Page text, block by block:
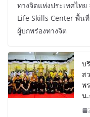
ทางจิตแห่งประเทศไท
Life Skills Center พื้น
ผู้บกพร่องทางจิต
บ
ส
พ
น.